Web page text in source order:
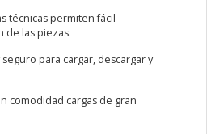
técnicas permiten fácil
de las piezas.
para cargar, descargar y
comodidad cargas de gran